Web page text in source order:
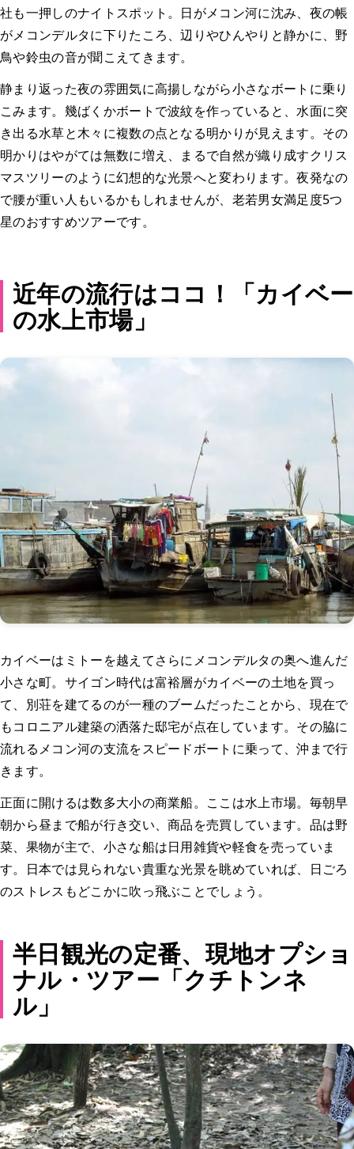
社も一押しのナイトスポット。日がメコン河に沈み、夜の帳
がメコンデルタに下りたころ、辺りやひんやりと静かに、野
鳥や鈴虫の音が聞こえてきます。
静まり返った夜の雰囲気に高揚しながら小さなボートに乗り
こみます。幾ばくかボートで波紋を作っていると、水面に突
き出る水草と木々に複数の点となる明かりが見えます。その
明かりはやがては無数に増え、まるで自然が織り成すクリス
マスツリーのように幻想的な光景へと変わります。夜発なの
で腰が重い人もいるかもしれませんが、老若男女満足度5つ
星のおすすめツアーです。
近年の流行はココ！「カイベー
の水上市場」
カイベーはミトーを越えてさらにメコンデルタの奥へ進んだ
小さな町。サイゴン時代は富裕層がカイベーの土地を買っ
て、別荘を建てるのが一種のブームだったことから、現在で
もコロニアル建築の洒落た邸宅が点在しています。その脇に
流れるメコン河の支流をスピードボートに乗って、沖まで行
きます。
正面に開けるは数多大小の商業船。ここは水上市場。毎朝早
朝から昼まで船が行き交い、商品を売買しています。品は野
菜、果物が主で、小さな船は日用雑貨や軽食を売っていま
す。日本では見られない貴重な光景を眺めていれば、日ごろ
のストレスもどこかに吹っ飛ぶことでしょう。
半日観光の定番、現地オプショ
ナル・ツアー「クチトンネ
ル」